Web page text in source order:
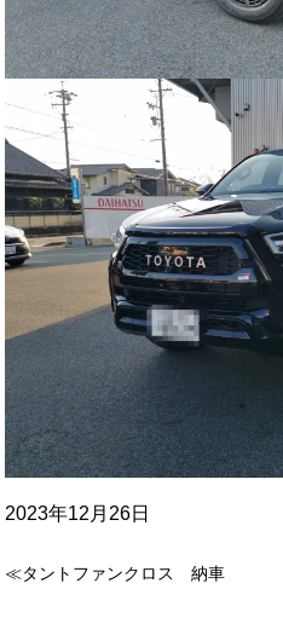
2023年12月26日
≪タントファンクロス 納車